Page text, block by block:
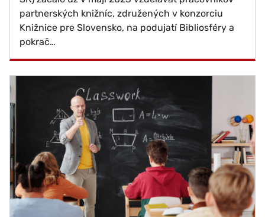
partnerských knižníc, združených v konzorciu
Knižnice pre Slovensko, na podujatí Bibliosféry a
pokrač…